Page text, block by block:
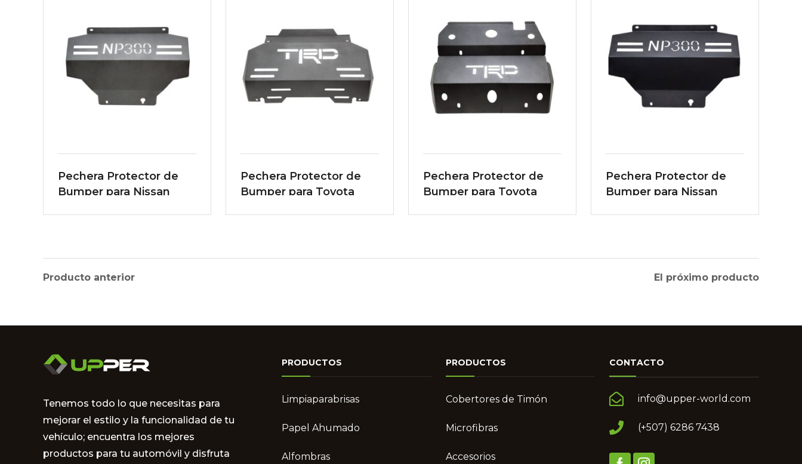
Pechera Protector de
Bumper para Nissan
Pechera Protector de
Bumper para Toyota
Pechera Protector de
Bumper para Toyota
Pechera Protector de
Bumper para Nissan
Producto anterior El próximo producto
Tenemos todo lo que necesitas para
mejorar el estilo y la funcionalidad de tu
vehículo; encuentra los mejores
productos para tu automóvil y disfruta
PRODUCTOS
Limpiaparabrisas
Papel Ahumado
Alfombras
PRODUCTOS
Cobertores de Timón
Microfibras
Accesorios
CONTACTO
info@upper-world.com
(+507) 6286 7438